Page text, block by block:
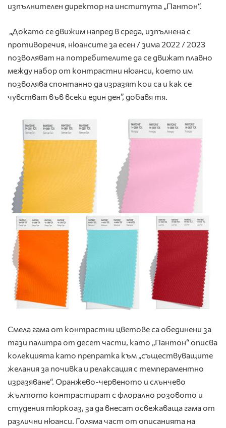
изпълнителен директор на института „Пантон“.
„Докато се движим напред в среда, изпълнена с
противоречия, нюансите за есен / зима 2022 / 2023
позволяват на потребителите да се движат плавно
между набор от контрастни нюанси, което им
позволява спонтанно да изразят кои са и как се
чувстват във всеки един ден”, добавя тя.
Смела гама от контрастни цветове са обединени за
тази палитра от десет части, като „Пантон“ описва
колекцията като препратка към „съществуващите
желания за почивка и релаксация с темпераментно
изразяване“. Оранжево-червеното и слънчево
жълтото контрастират с флорално розовото и
студения тюркоаз, за да внесат освежаваща гама от
различни нюанси. Голяма част от описанията на